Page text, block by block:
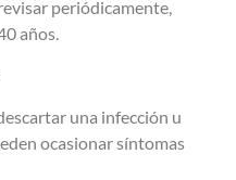
periódicamente,
años.
una infección u
ocasionar síntomas